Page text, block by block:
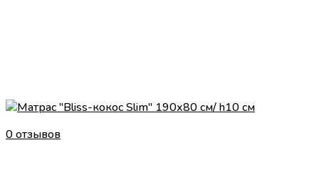
0 отзывов